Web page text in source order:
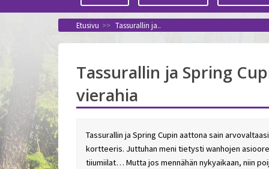
Etusivu >> Tassurallin ja..
Tassurallin ja Spring
vierahia
Tassurallin ja Spring Cupin aattona sain
kortteeris. Juttuhan meni tietysti wanhojen
tiiumiilat… Mutta jos mennähän nykyaikaan, niin